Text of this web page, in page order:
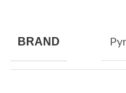
BRAND